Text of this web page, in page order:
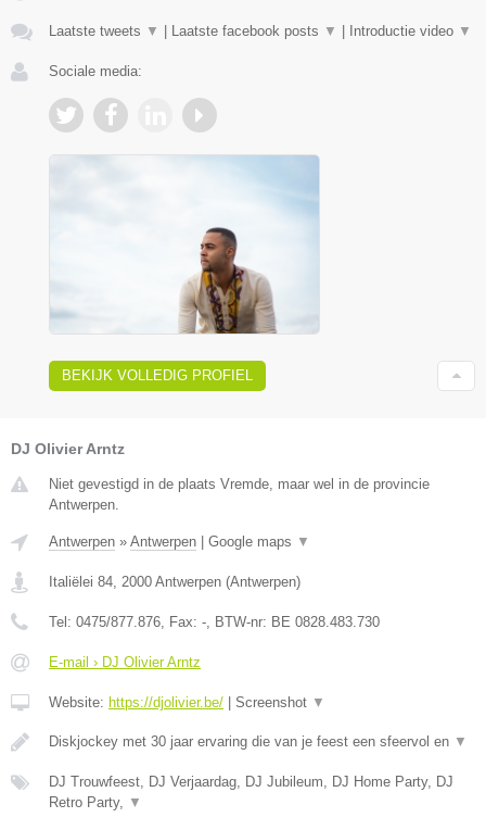
Laatste tweets ▼ | Laatste facebook posts ▼ | Introductie video ▼
Sociale media:
BEKIJK VOLLEDIG PROFIEL
DJ Olivier Arntz
Niet gevestigd in de plaats Vremde, maar wel in de provincie
Antwerpen.
Antwerpen » Antwerpen Google maps ▼
Italiëlei 84, 2000 Antwerpen (Antwerpen)
Tel: 0475/877.876, Fax: -, BTW-nr: BE 0828.483.730
E-mail › DJ Olivier Arntz
Website: https://djolivier.be/ Screenshot ▼
Diskjockey met 30 jaar ervaring die van je feest een sfeervol en ▼
DJ Trouwfeest, DJ Verjaardag, DJ Jubileum, DJ Home Party, DJ
Retro Party, ▼